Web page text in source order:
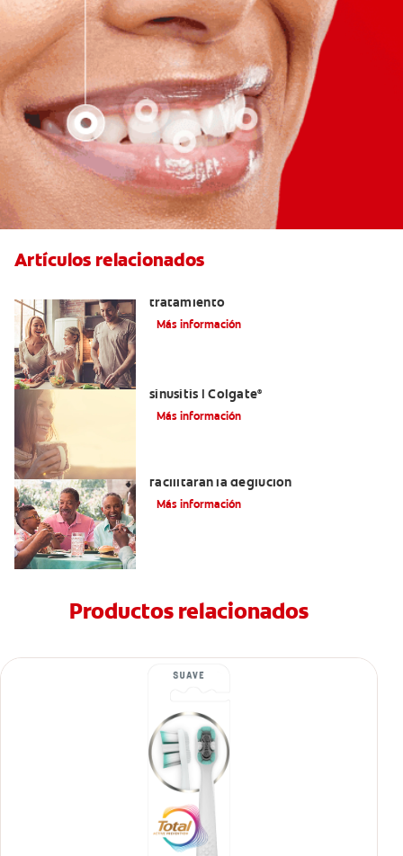
Artículos relacionados
tratamiento
Más información
sinusitis | Colgate®
Más información
facilitarán la deglución
Más información
Productos relacionados